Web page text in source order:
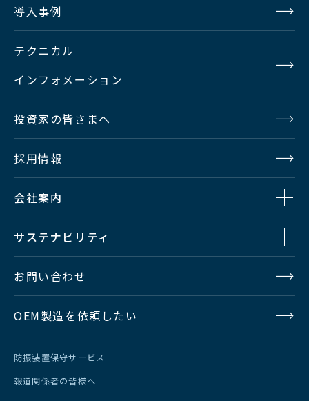
導入事例
テクニカル
インフォメーション
投資家の皆さまへ
採用情報
会社案内
サステナビリティ
お問い合わせ
OEM製造を依頼したい
防振装置保守サービス
報道関係者の皆様へ